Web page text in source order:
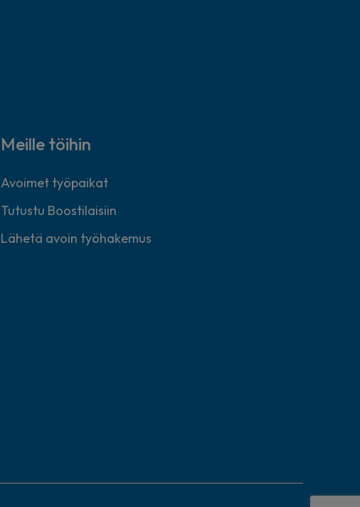
Meille töihin
Avoimet työpaikat
Tutustu Boostilaisiin
Lähetä avoin työhakemus